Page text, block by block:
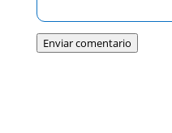
Enviar comentario